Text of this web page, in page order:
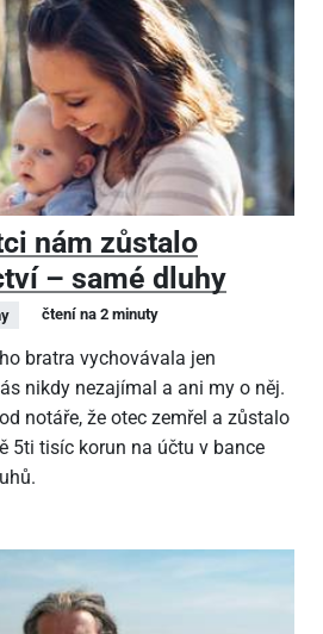
nám zůstalo
– samé dluhy
čtení na 2 minuty
bratra vychovávala jen
nikdy nezajímal a ani my o něj.
notáře, že otec zemřel a zůstalo
5ti tisíc korun na účtu v bance